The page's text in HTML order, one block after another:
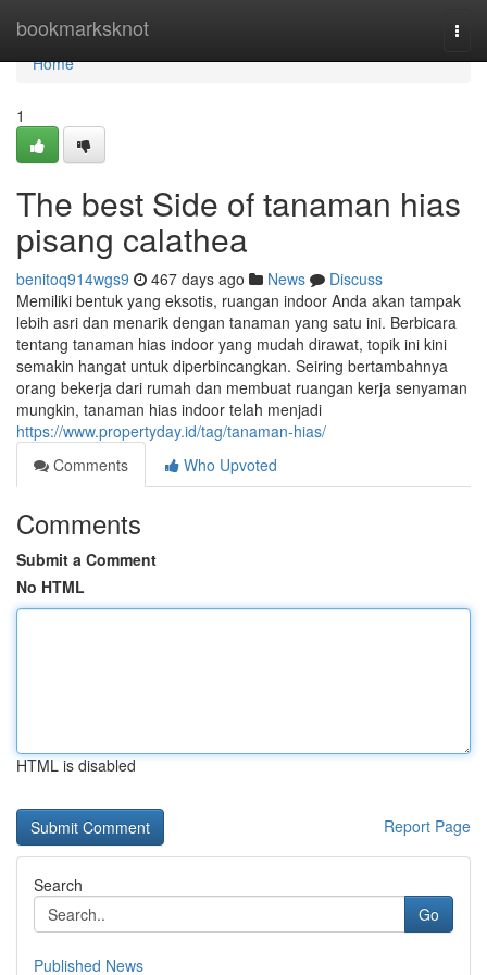
bookmarksknot
Home
Home
1
The best Side of tanaman hias
pisang calathea
benitoq914wgs9 467 days ago News
Discuss
Memiliki bentuk yang eksotis, ruangan indoor Anda akan tampak
lebih asri dan menarik dengan tanaman yang satu ini. Berbicara
tentang tanaman hias indoor yang mudah dirawat, topik ini kini
semakin hangat untuk diperbincangkan. Seiring bertambahnya
orang bekerja dari rumah dan membuat ruangan kerja senyaman
mungkin, tanaman hias indoor telah menjadi
https://www.propertyday.id/tag/tanaman-hias/
Comments
Who Upvoted
Comments
Submit a Comment
No HTML
HTML is disabled
Report Page
Search
Go
Published News